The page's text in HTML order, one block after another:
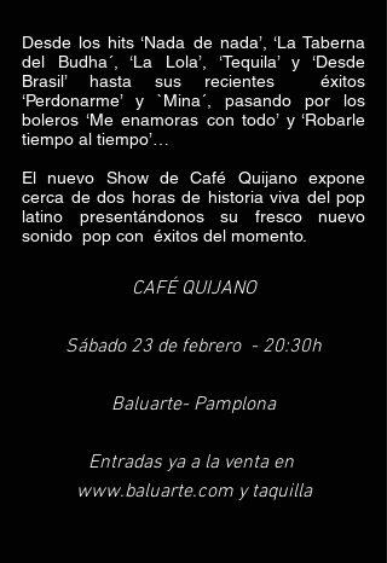
Desde los hits ‘Nada de nada’, ‘La Taberna
del Budha´, ‘La Lola’, ‘Tequila’ y ‘Desde
Brasil’ hasta sus recientes  éxitos
‘Perdonarme’ y `Mina´, pasando por los
boleros ‘Me enamoras con todo’ y ‘Robarle
tiempo al tiempo’…
El nuevo Show de Café Quijano expone
cerca de dos horas de historia viva del pop
latino presentándonos su fresco nuevo
sonido  pop con  éxitos del momento.
CAFÉ QUIJANO
Sábado 23 de febrero  - 20:30h
Baluarte- Pamplona
Entradas ya a la venta en
www.baluarte.com y taquilla